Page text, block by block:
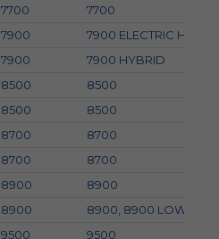
7700
7700
7900
7900 ELECTRIC
7900
7900 HYBRID
8500
8500
8500
8500
8700
8700
8700
8700
8900
8900
8900
8900, 8900 LOW
9500 9500